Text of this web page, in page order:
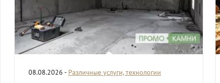
08.08.2026 - Различные услуги, технологии